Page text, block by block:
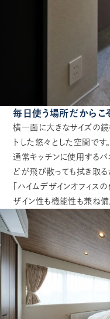
毎日使う場所だからこ
横一面に大きなサイズの
トした悠々とした空間です。
通常キッチンに使用する
どが飛び散っても拭き取
「ハイムデザインオフィ
ザイン性も機能性も兼ね備